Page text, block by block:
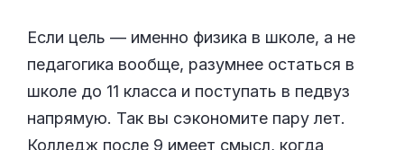
Если цель — именно физика в школе, а не
педагогика вообще, разумнее остаться в
школе до 11 класса и поступать в педвуз
напрямую. Так вы сэкономите пару лет.
Колледж после 9 имеет смысл, когда